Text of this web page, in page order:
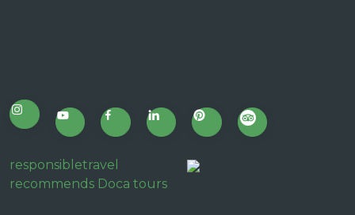
responsibletravel
recommends Doca tours